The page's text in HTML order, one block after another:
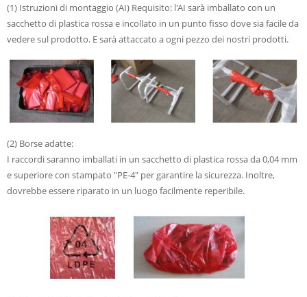
(1) Istruzioni di montaggio (AI) Requisito: l'AI sarà imballato con un
sacchetto di plastica rossa e incollato in un punto fisso dove sia facile da
vedere sul prodotto. E sarà attaccato a ogni pezzo dei nostri prodotti.
(2) Borse adatte:
I raccordi saranno imballati in un sacchetto di plastica rossa da 0,04 mm
e superiore con stampato "PE-4" per garantire la sicurezza. Inoltre,
dovrebbe essere riparato in un luogo facilmente reperibile.